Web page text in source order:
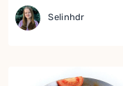
Selinhdr